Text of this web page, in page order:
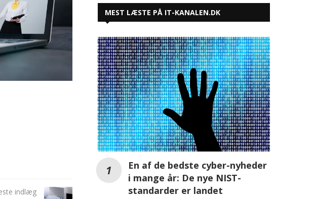
indlæg
MEST LÆSTE PÅ IT-KANALEN.DK
En af de bedste cyber-nyheder
i mange år: De nye NIST-
standarder er landet